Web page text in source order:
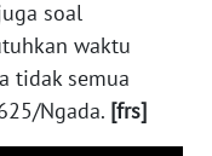
soal
waktu
tidak semua
Ngada. [frs]